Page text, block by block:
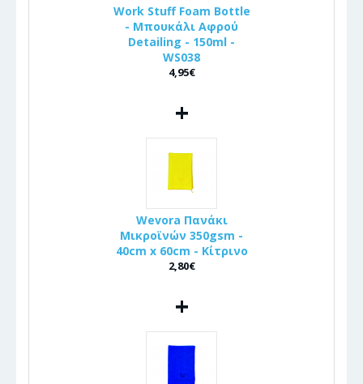
Work Stuff Foam Bottle
- Μπουκάλι Αφρού
Detailing - 150ml -
WS038
4,95€
+
Wevora Πανάκι
Μικροϊνών 350gsm -
40cm x 60cm - Κίτρινο
2,80€
+